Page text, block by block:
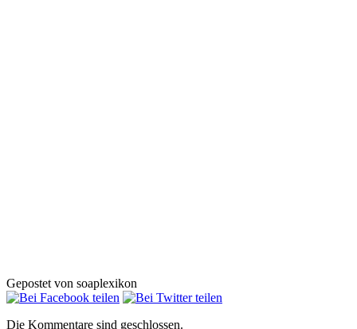
Gepostet von soaplexikon
Die Kommentare sind geschlossen.